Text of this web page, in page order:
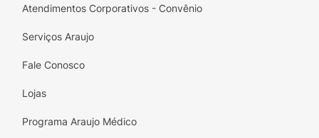
Atendimentos Corporativos - Convênio
Serviços Araujo
Fale Conosco
Lojas
Programa Araujo Médico